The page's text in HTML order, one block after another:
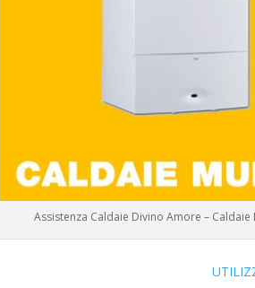
Assistenza Caldaie Divino Amore – Caldaie